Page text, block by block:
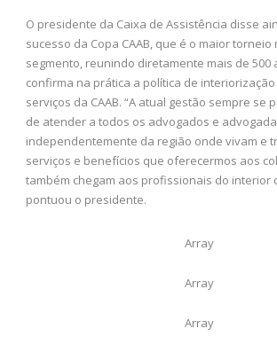
O presidente da Caixa de Assistência disse
sucesso da Copa CAAB, que é o maior
segmento, reunindo diretamente mais de 500
confirma na prática a política de
serviços da CAAB. “A atual gestão sempre se
de atender a todos os advogados e
independentemente da região onde vivam e
serviços e benefícios que oferecermos aos
também chegam aos profissionais do interior
pontuou o presidente.
Array
Array
Array